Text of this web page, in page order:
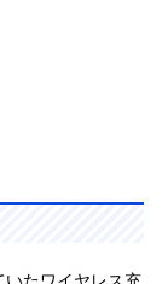
いたワイヤレス充